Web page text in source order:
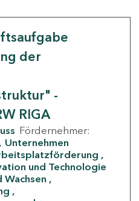
der
-
RIGA
Fördernehmer:
Unternehmen
und Technologie
Wachsen